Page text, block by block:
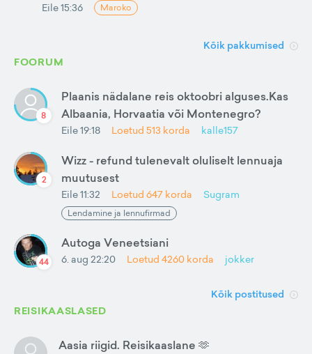
Eile 15:36 Maroko
Kõik pakkumised
FOORUM
8
Plaanis nädalane reis oktoobri alguses.Kas
Albaania, Horvaatia või Montenegro?
Eile 19:18 Loetud 513 korda kalle157
2
Wizz - refund tulenevalt oluliselt lennuaja
muutusest
Eile 11:32 Loetud 647 korda Sugram
Lendamine ja lennufirmad
44
Autoga Veneetsiani
6. aug 22:20 Loetud 4260 korda jokker
Kõik postitused
REISIKAASLASED
Aasia riigid. Reisikaaslane 🫶